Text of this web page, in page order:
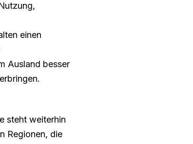
einen
Ausland besser
steht weiterhin
Regionen, die